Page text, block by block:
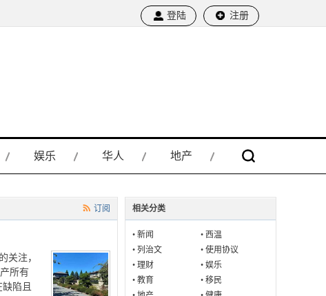
登陆 注册
娱乐 华人 地产
订阅
关注，
所有
陷且
相关分类
• 新闻 • 西温
• 列治文 • 使用协议
• 理财 • 娱乐
• 教育 • 移民